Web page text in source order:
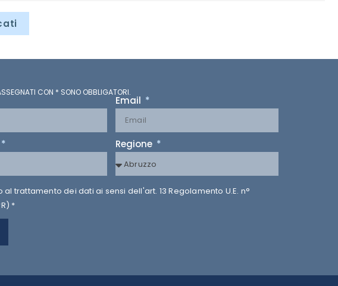
CON * SONO OBBLIGATORI.
Email
Regione
al trattamento dei dati ai sensi dell'art. 13 Regolamento U.E. n°
*